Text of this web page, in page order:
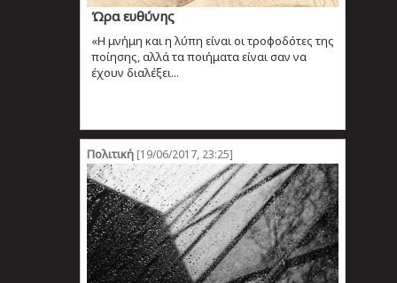
Ώρα ευθύνης
«Η μνήμη και η λύπη είναι οι τροφοδότες της
ποίησης, αλλά τα ποιήματα είναι σαν να
έχουν διαλέξει...
Πολιτική[19/06/2017, 23:25]